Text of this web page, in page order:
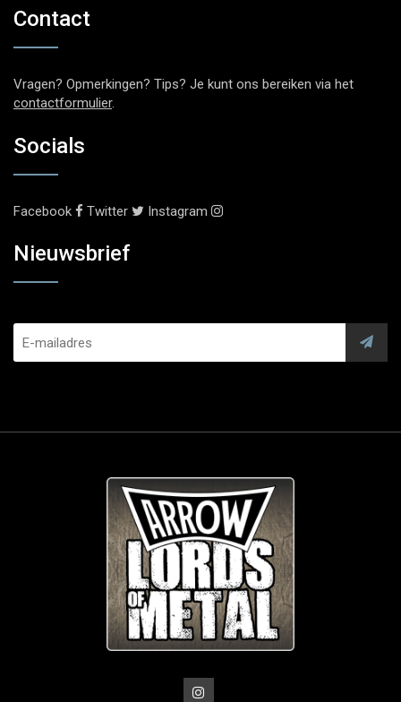
Contact
Vragen? Opmerkingen? Tips? Je kunt ons bereiken via het
contactformulier.
Socials
Facebook Twitter Instagram
Nieuwsbrief